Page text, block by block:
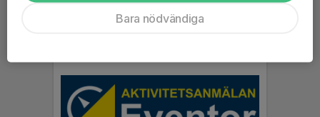
Bara nödvändiga